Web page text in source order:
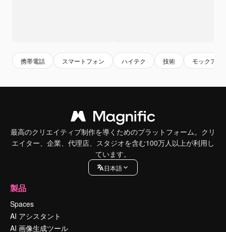
携帯電話 スマートフォン ハイテク 技術 モックアッ
最高のクリエイティブ制作を導くためのプラットフォーム。クリ
エイター、企業、代理店、スタジオを含む100万人以上が利用し
ています。
日本語
製品
Spaces
AI アシスタント
AI 画像生成ツール